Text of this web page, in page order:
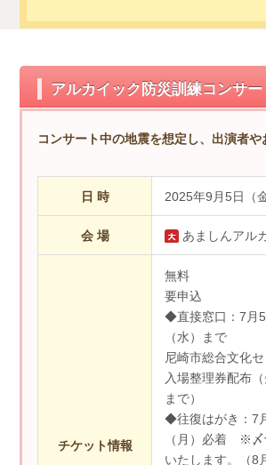
アルカイック防災訓練コンサー
コンサート中の地震を想定し、出演者
日 時 2025年9月5日（
会 場 あましんアル
チケット情報
無料
要申込
◆直接窓口：7月
（水）まで
尼崎市総合文化
入場整理券配布
まで）
◆往復はがき：7
（月）必着 ※〆
いたします。（8